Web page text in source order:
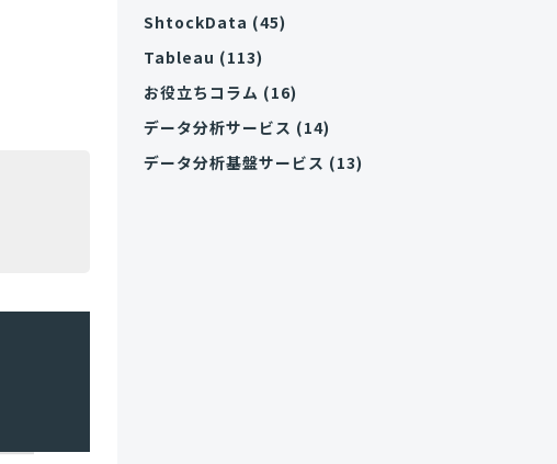
ShtockData (45)
Tableau (113)
お役立ちコラム (16)
データ分析サービス (14)
データ分析基盤サービス (13)